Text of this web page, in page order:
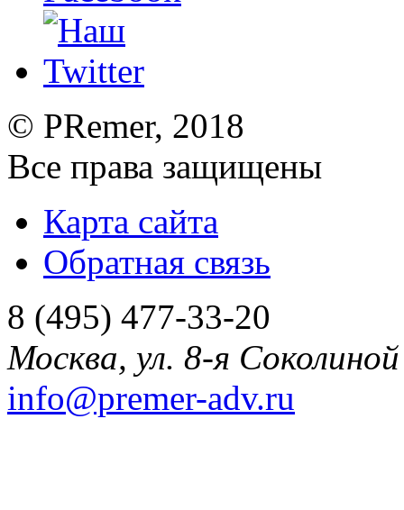
© PRemer, 2018
Все права защищены
Карта сайта
Обратная связь
8 (495) 477-33-20
Москва, ул. 8-я
info@premer-adv.ru